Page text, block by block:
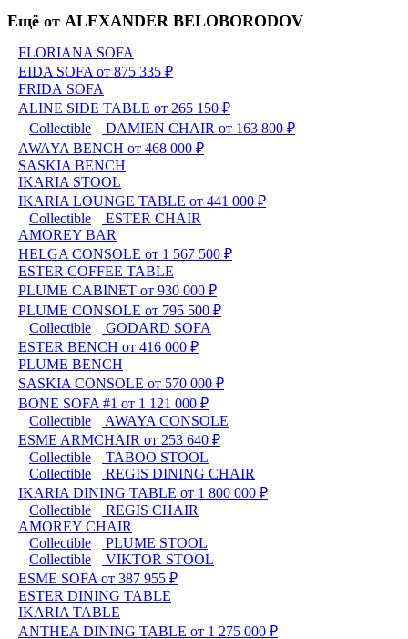
Ещё от ALEXANDER BELOBORODOV
FLORIANA SOFA
EIDA SOFA от 875 335 ₽
FRIDA SOFA
ALINE SIDE TABLE от 265 150 ₽
Сollectible
DAMIEN CHAIR от 163 800 ₽
AWAYA BENCH от 468 000 ₽
SASKIA BENCH
IKARIA STOOL
IKARIA LOUNGE TABLE от 441 000 ₽
Сollectible
ESTER CHAIR
AMOREY BAR
HELGA CONSOLE от 1 567 500 ₽
ESTER COFFEE TABLE
PLUME CABINET от 930 000 ₽
PLUME CONSOLE от 795 500 ₽
Сollectible
GODARD SOFA
ESTER BENCH от 416 000 ₽
PLUME BENCH
SASKIA CONSOLE от 570 000 ₽
BONE SOFA #1 от 1 121 000 ₽
Сollectible
AWAYA CONSOLE
ESME ARMCHAIR от 253 640 ₽
Сollectible
TABOO STOOL
Сollectible
REGIS DINING CHAIR
IKARIA DINING TABLE от 1 800 000 ₽
Сollectible
REGIS CHAIR
AMOREY CHAIR
Сollectible
PLUME STOOL
Сollectible
VIKTOR STOOL
ESME SOFA от 387 955 ₽
ESTER DINING TABLE
IKARIA TABLE
ANTHEA DINING TABLE от 1 275 000 ₽